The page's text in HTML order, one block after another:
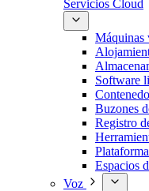
Servicios Cloud
Máquinas
Software
Buzones
Registro
Espacios
Voz